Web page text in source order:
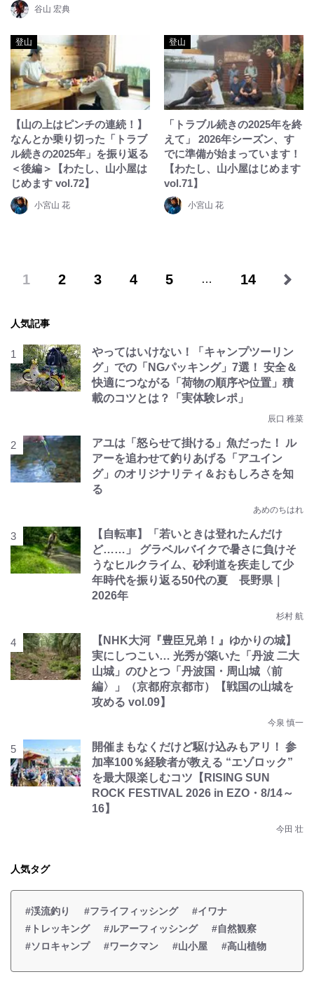
谷山 宏典
登山
【山の上はピンチの連続！】
なんとか乗り切った「トラブ
ル続きの2025年」を振り返る
＜後編＞【わたし、山小屋は
じめます vol.72】
小宮山 花
登山
「トラブル続きの2025年を終
えて」 2026年シーズン、す
でに準備が始まっています！
【わたし、山小屋はじめます
vol.71】
小宮山 花
1 2 3 4 5 … 14
人気記事
やってはいけない！「キャンプツーリン
グ」での「NGパッキング」7選！ 安全＆
快適につながる「荷物の順序や位置」積
載のコツとは？「実体験レポ」
辰口 稚菜
アユは「怒らせて掛ける」魚だった！ ル
アーを追わせて釣りあげる「アユイン
グ」のオリジナリティ＆おもしろさを知
る
あめのちはれ
【自転車】「若いときは登れたんだけ
ど……」 グラベルバイクで暑さに負けそ
うなヒルクライム、砂利道を疾走して少
年時代を振り返る50代の夏 長野県｜
2026年
杉村 航
【NHK大河『豊臣兄弟！』ゆかりの城】
実にしつこい… 光秀が築いた「丹波 二大
山城」のひとつ「丹波国・周山城〈前
編〉」（京都府京都市）【戦国の山城を
攻める vol.09】
今泉 慎一
開催まもなくだけど駆け込みもアリ！ 参
加率100％経験者が教える “エゾロック”
を最大限楽しむコツ【RISING SUN
ROCK FESTIVAL 2026 in EZO・8/14～
16】
今田 壮
人気タグ
#渓流釣り #フライフィッシング
#イワナ
#トレッキング
#ルアーフィッシング
#自然観察
#ソロキャンプ
#ワークマン #山小屋 #高山植物